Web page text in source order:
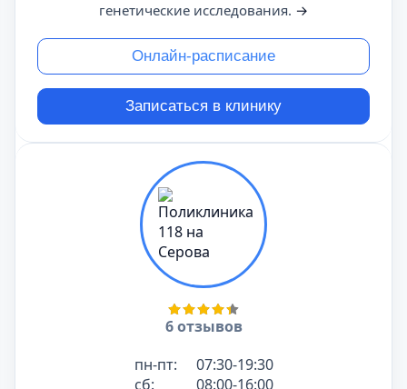
генетические исследования. →
Онлайн-расписание
Записаться в клинику
6 отзывов
пн-пт:
07:30-19:30
сб:
08:00-16:00